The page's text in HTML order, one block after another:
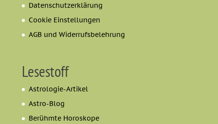
Datenschutzerklärung
Cookie Einstellungen
AGB und Widerrufsbelehrung
Lesestoff
Astrologie-Artikel
Astro-Blog
Berühmte Horoskope